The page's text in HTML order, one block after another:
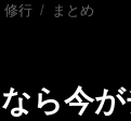
修行
タ
まとめ
ら今